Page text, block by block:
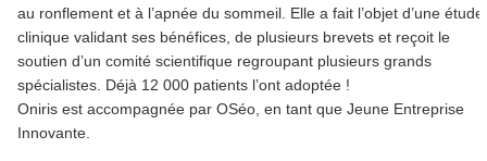
au ronflement et à l’apnée du sommeil. Elle a fait l’objet d’une étude
clinique validant ses bénéfices, de plusieurs brevets et reçoit le
soutien d’un comité scientifique regroupant plusieurs grands
spécialistes. Déjà 12 000 patients l’ont adoptée !
Oniris est accompagnée par OSéo, en tant que Jeune Entreprise
Innovante.